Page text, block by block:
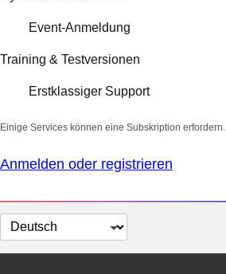
Event-Anmeldung
Training & Testversionen
Erstklassiger Support
Einige Services können eine Subskription erfordern.
Anmelden oder registrieren
Sprache
auswählen